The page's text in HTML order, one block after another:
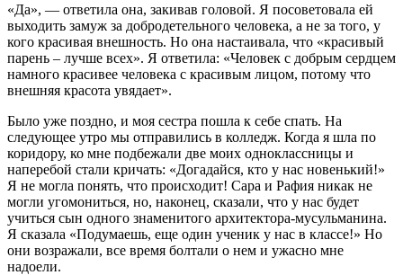
«Да», — ответила она, закивав головой. Я посоветовала ей
выходить замуж за добродетельного человека, а не за того, у
кого красивая внешность. Но она настаивала, что «красивый
парень – лучше всех». Я ответила: «Человек с добрым сердцем
намного красивее человека с красивым лицом, потому что
внешняя красота увядает».
Было уже поздно, и моя сестра пошла к себе спать. На
следующее утро мы отправились в колледж. Когда я шла по
коридору, ко мне подбежали две моих одноклассницы и
наперебой стали кричать: «Догадайся, кто у нас новенький!»
Я не могла понять, что происходит! Сара и Рафия никак не
могли угомониться, но, наконец, сказали, что у нас будет
учиться сын одного знаменитого архитектора-мусульманина.
Я сказала «Подумаешь, еще один ученик у нас в классе!» Но
они возражали, все время болтали о нем и ужасно мне
надоели.